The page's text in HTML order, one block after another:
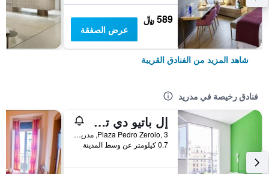
589 ﷼
عرض الصفقة
شاهد المزيد من الفنادق القريبة
فنادق رخيصة في مدريد
إل باتيو دي تشويكا - هوستل
Plaza Pedro Zerolo, 3, مدريد, أسبانيا
0.7 كيلومتر عن وسط المدينة